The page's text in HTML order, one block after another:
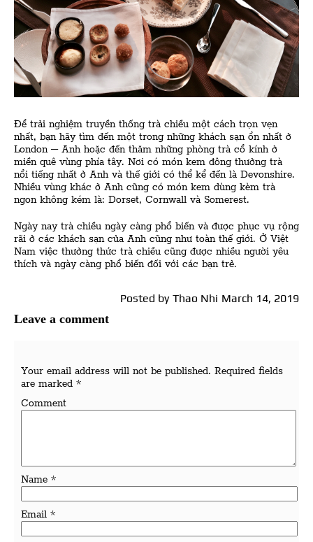
Để trải nghiệm truyền thống trà chiều một cách trọn vẹn
nhất, bạn hãy tìm đến một trong những khách sạn ổn nhất ở
London – Anh hoặc đến thăm những phòng trà cổ kính ở
miền quê vùng phía tây. Nơi có món kem đông thưởng trà
nổi tiếng nhất ở Anh và thế giới có thể kể đến là Devonshire.
Nhiều vùng khác ở Anh cũng có món kem dùng kèm trà
ngon không kém là: Dorset, Cornwall và Somerest.
Ngày nay trà chiều ngày càng phổ biến và được phục vụ rộng
rãi ở các khách sạn của Anh cũng như toàn thế giới. Ở Việt
Nam việc thưởng thức trà chiều cũng được nhiều người yêu
thích và ngày càng phổ biến đối với các bạn trẻ.
Posted by Thao Nhi March 14, 2019
Leave a comment
Your email address will not be published. Required fields
are marked *
Comment
Name *
Email *